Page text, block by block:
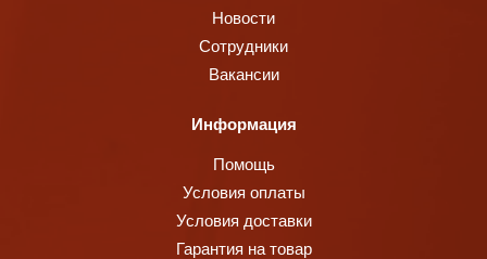
Новости
Сотрудники
Вакансии
Информация
Помощь
Условия оплаты
Условия доставки
Гарантия на товар